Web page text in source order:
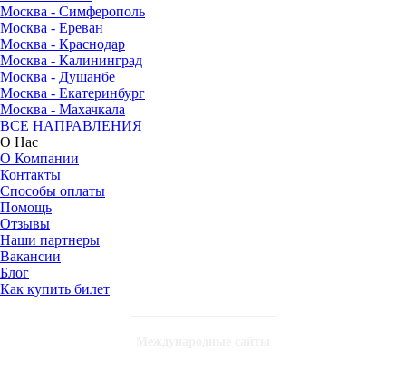
Москва - Симферополь
Москва - Ереван
Москва - Краснодар
Москва - Калининград
Москва - Душанбе
Москва - Екатеринбург
Москва - Махачкала
ВСЕ НАПРАВЛЕНИЯ
О Нас
О Компании
Контакты
Способы оплаты
Помощь
Отзывы
Наши партнеры
Вакансии
Блог
Как купить билет